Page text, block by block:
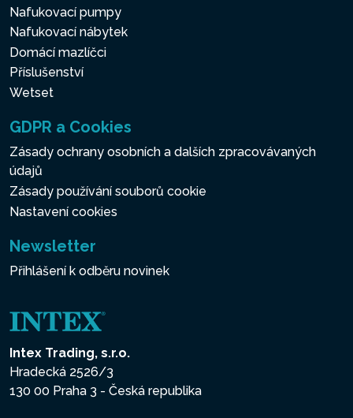
Nafukovací pumpy
Nafukovací nábytek
Domácí mazlíčci
Příslušenství
Wetset
GDPR a Cookies
Zásady ochrany osobních a dalších zpracovávaných
údajů
Zásady používání souborů cookie
Nastavení cookies
Newsletter
Přihlášení k odběru novinek
Intex Trading, s.r.o.
Hradecká 2526/3
130 00 Praha 3 - Česká republika